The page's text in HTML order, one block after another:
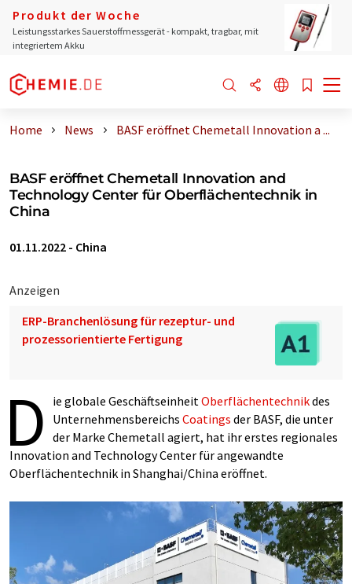
Produkt der Woche
Leistungsstarkes Sauerstoffmessgerät - kompakt, tragbar, mit
integriertem Akku
Home News BASF eröffnet Chemetall Innovation a ...
BASF eröffnet Chemetall Innovation and
Technology Center für Oberflächentechnik in
China
01.11.2022 - China
Anzeigen
ERP-Branchenlösung für rezeptur- und
prozessorientierte Fertigung
D ie globale GeschäftseinheitOberflächentechnikdes
Unternehmensbereichs Coatings der BASF, die unter
der Marke Chemetall agiert, hat ihr erstes regionales
Innovation and Technology Center für angewandte
Oberflächentechnik in Shanghai/China eröffnet.